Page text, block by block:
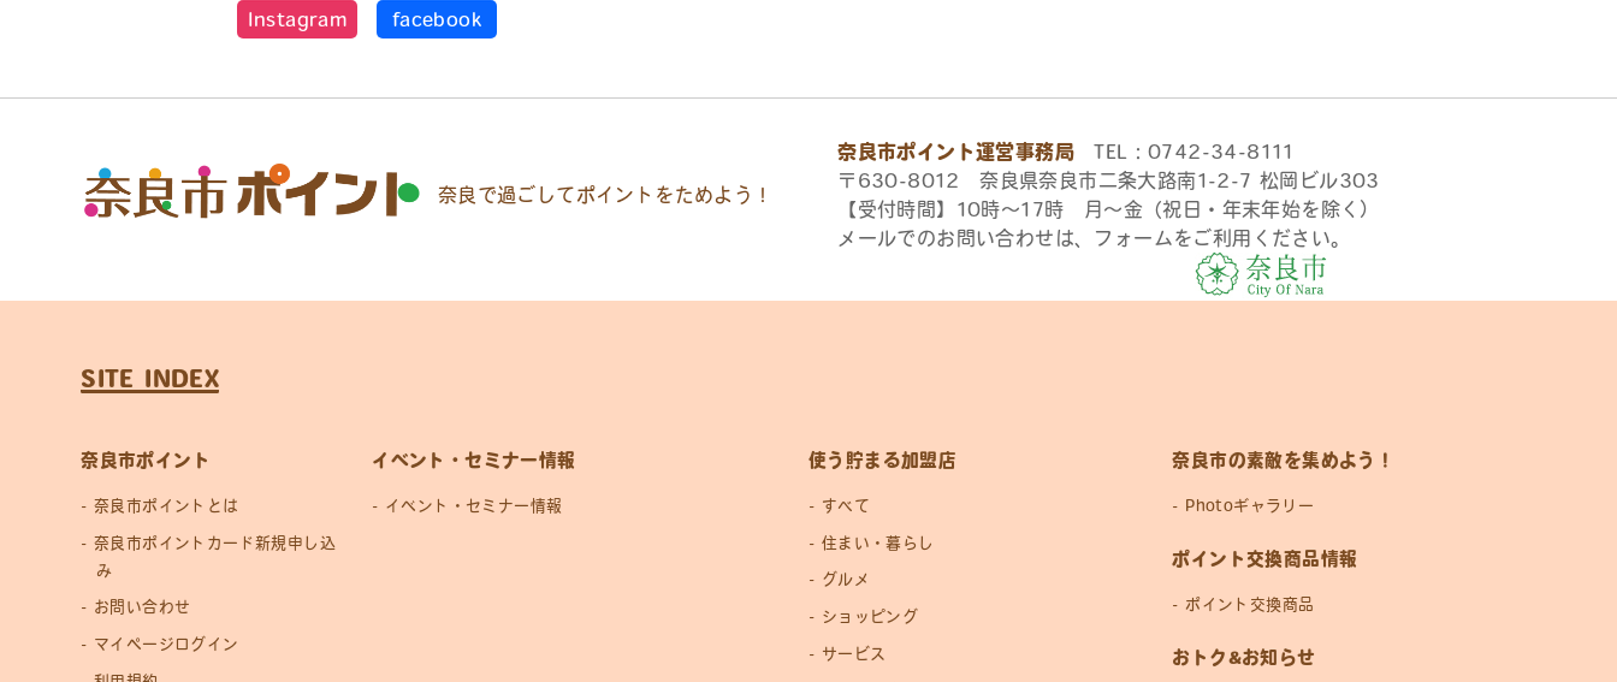
Instagram facebook
奈良で過ごしてポイントをためよう！
奈良市ポイント運営事務局 TEL：0742-34-8111
〒630-8012 奈良県奈良市二条大路南1-2-7 松岡ビル303
【受付時間】10時〜17時 月〜金（祝日・年末年始を除く）
メールでのお問い合わせは、フォームをご利用ください。
SITE INDEX
奈良市ポイント
奈良市ポイントとは
奈良市ポイントカード新規申し込
み
お問い合わせ
マイページログイン
イベント・セミナー情報
イベント・セミナー情報
使う貯まる加盟店
すべて
住まい・暮らし
グルメ
ショッピング
サービス
奈良市の素敵を集めよう！
Photoギャラリー
ポイント交換商品情報
ポイント交換商品
おトク&お知らせ